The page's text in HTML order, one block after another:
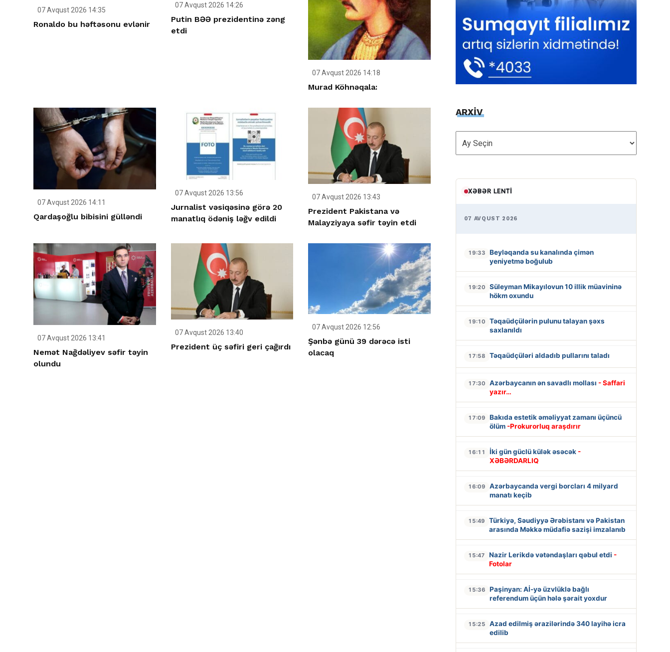
07 Avqust 2026 14:35
Ronaldo bu həftəsonu evlənir
07 Avqust 2026 14:26
Putin BƏƏ prezidentinə zəng
etdi
07 Avqust 2026 14:18
Murad Köhnəqala:
07 Avqust 2026 14:11
Qardaşoğlu bibisini gülləndi
07 Avqust 2026 13:56
Jurnalist vəsiqəsinə görə 20
manatlıq ödəniş ləğv edildi
07 Avqust 2026 13:43
Prezident Pakistana və
Malayziyaya səfir təyin etdi
07 Avqust 2026 13:41
Nemət Nağdəliyev səfir təyin
olundu
07 Avqust 2026 13:40
Prezident üç səfiri geri çağırdı
07 Avqust 2026 12:56
Şənbə günü 39 dərəcə isti
olacaq
ARXİV
ARXİV
XƏBƏR LENTI
07 AVQUST 2026
19:33
Beyləqanda su kanalında çimən
yeniyetmə boğulub
19:20
Süleyman Mikayılovun 10 illik müavininə
hökm oxundu
19:10
Təqaüdçülərin pulunu talayan şəxs
saxlanıldı
17:58 Təqaüdçüləri aldadıb pullarını taladı
17:30 Azərbaycanın ən savadlı mollası - Saffari
yazır…
17:09
Bakıda estetik əməliyyat zamanı üçüncü
ölüm -Prokurorluq araşdırır
16:11 İki gün güclü külək əsəcək -
XƏBƏRDARLIQ
16:09
Azərbaycanda vergi borcları 4 milyard
manatı keçib
15:49
Türkiyə, Səudiyyə Ərəbistanı və Pakistan
arasında Məkkə müdafiə sazişi imzalanıb
15:47 Nazir Lerikdə vətəndaşları qəbul etdi -
Fotolar
15:36
Paşinyan: Aİ-yə üzvlüklə bağlı
referendum üçün hələ şərait yoxdur
15:25
Azad edilmiş ərazilərində 340 layihə icra
edilib